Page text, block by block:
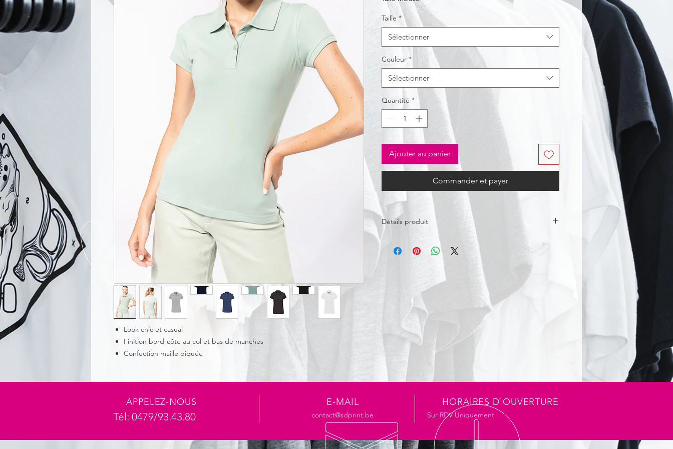
Look chic et casual
Finition bord-côte au col et bas de manches
Confection maille piquée
Taille *
Sélectionner
Couleur *
Sélectionner
Quantité *
Ajouter au panier
Commander et payer
Détails produit
95% coton / 5% élasthanne. Maille piquée. Col avec
bord-côte et bande de propreté. Patte de boutonnage
avec 2 boutons. Finition bord-côte au bas des manches.
Petites fentes latérales et finition double aiguille au bas
APPELEZ-NOUS
Tél: 0479/93.43.80
E-MAIL
contact@sdprint.be
HORAIRES D'OUVERTURE
Sur RDV Uniquement